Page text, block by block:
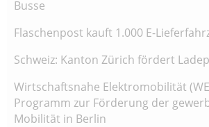
Busse
Flaschenpost kauft 1.000 E-
Schweiz: Kanton Zürich fördert
Wirtschaftsnahe Elektromobilität
Programm zur Förderung der
Mobilität in Berlin